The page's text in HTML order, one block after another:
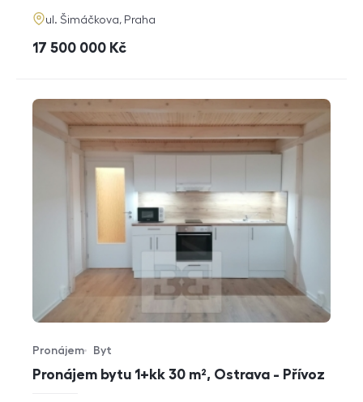
adresa
ul. Šimáčkova, Praha
cena
17 500 000 Kč
Pronájem bytu 1+kk 30 m², Ostrava - Přívoz
Typ nabídky
Pronájem
Typ nemovitosti
Byt